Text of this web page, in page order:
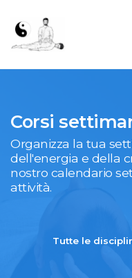
Corsi
Organizza la tua
dell'energia e della
nostro calendario
attività.
Tutte le